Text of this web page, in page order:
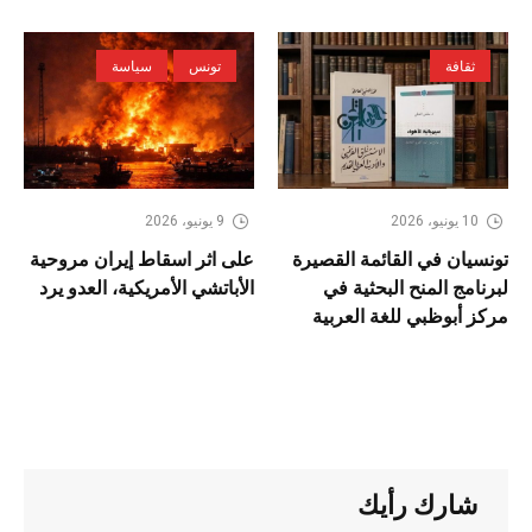
ثقافة
10 يونيو، 2026
تونسيان في القائمة القصيرة
لبرنامج المنح البحثية في
مركز أبوظبي للغة العربية
تونس سياسة
9 يونيو، 2026
على اثر اسقاط إيران مروحية
الأباتشي الأمريكية، العدو يرد
شارك رأيك